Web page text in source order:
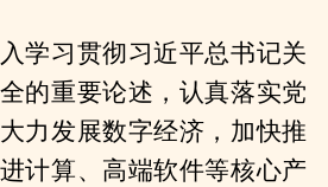
学习贯彻习近平总书记关
的重要论述，认真落实党
力发展数字经济，加快推
计算、高端软件等核心产